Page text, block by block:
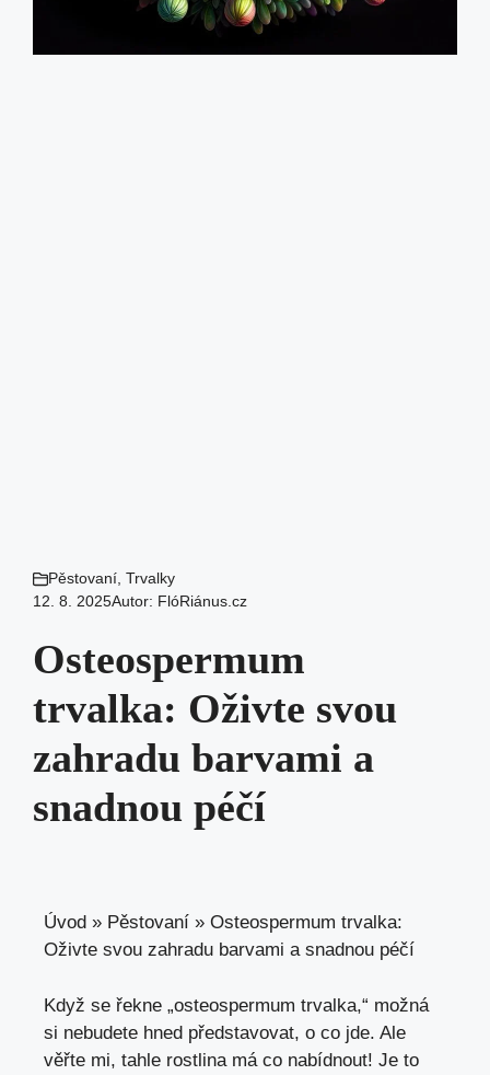
Pěstovaní Trvalky
12. 8. 2025Autor: FlóRiánus.cz
Osteospermum
trvalka: Oživte svou
zahradu barvami a
snadnou péčí
Úvod » Pěstovaní » Osteospermum trvalka:
Oživte svou zahradu barvami a snadnou péčí
Když se řekne „osteospermum trvalka,“ možná
si nebudete hned představovat, o co jde. Ale
věřte mi, tahle rostlina má co nabídnout! Je to